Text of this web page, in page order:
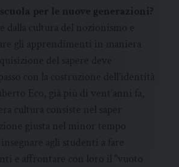
per le nuove generazioni?
cultura del nozionismo e
gli apprendimenti in maniera
del sapere deve
con la costruzione dell’identità
Eco, già più di vent’anni fa,
cultura consiste nel saper
giusta nel minor tempo
agli studenti a fare
e affrontare con loro il “vuoto